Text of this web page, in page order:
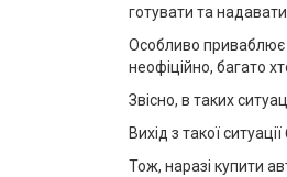
готувати та
Особливо приваблює
неофіційно, багато
Звісно, в таких
Вихід з такої
Тож, наразі купити